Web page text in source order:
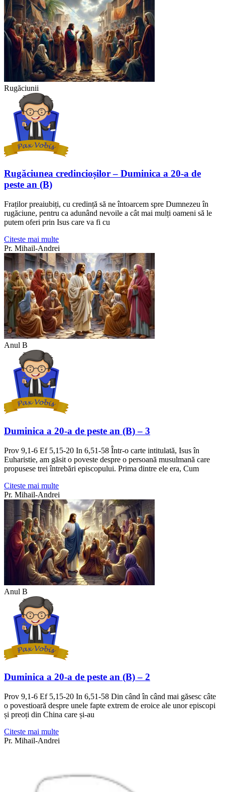
Rugăciunii
Rugăciunea credincioșilor – Duminica a 20-a de
peste an (B)
Fraților preaiubiți, cu credință să ne întoarcem spre Dumnezeu în
rugăciune, pentru ca adunând nevoile a cât mai mulți oameni să le
putem oferi prin Isus care va fi cu
Citeste mai multe
Pr. Mihail-Andrei
Anul B
Duminica a 20-a de peste an (B) – 3
Prov 9,1-6 Ef 5,15-20 In 6,51-58 Într-o carte intitulată, Isus în
Euharistie, am găsit o poveste despre o persoană musulmană care
propusese trei întrebări episcopului. Prima dintre ele era, Cum
Citeste mai multe
Pr. Mihail-Andrei
Anul B
Duminica a 20-a de peste an (B) – 2
Prov 9,1-6 Ef 5,15-20 In 6,51-58 Din când în când mai găsesc câte
o povestioară despre unele fapte extrem de eroice ale unor episcopi
și preoți din China care și-au
Citeste mai multe
Pr. Mihail-Andrei